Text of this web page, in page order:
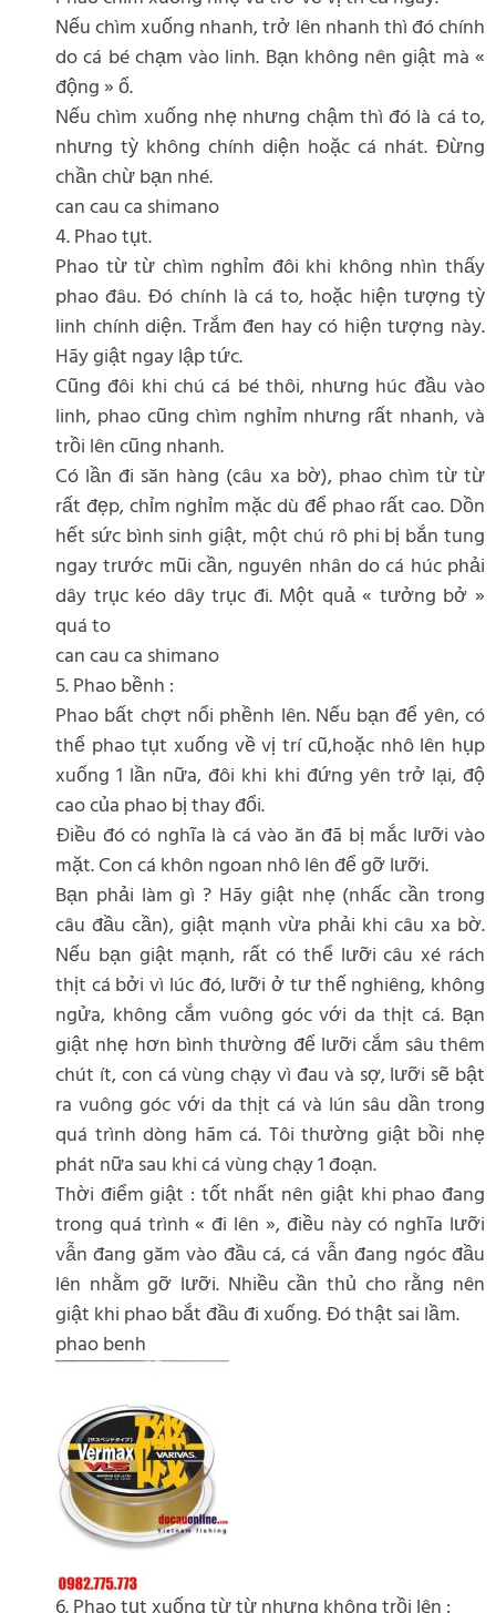
Nếu chìm xuống nhanh, trở lên nhanh thì đó chính
do cá bé chạm vào linh. Bạn không nên giật mà «
động » ổ.
Nếu chìm xuống nhẹ nhưng chậm thì đó là cá to,
nhưng tỳ không chính diện hoặc cá nhát. Đừng
chần chừ bạn nhé.
can cau ca shimano
4. Phao tụt.
Phao từ từ chìm nghỉm đôi khi không nhìn thấy
phao đâu. Đó chính là cá to, hoặc hiện tượng tỳ
linh chính diện. Trắm đen hay có hiện tượng này.
Hãy giật ngay lập tức.
Cũng đôi khi chú cá bé thôi, nhưng húc đầu vào
linh, phao cũng chìm nghỉm nhưng rất nhanh, và
trồi lên cũng nhanh.
Có lần đi săn hàng (câu xa bờ), phao chìm từ từ
rất đẹp, chỉm nghỉm mặc dù để phao rất cao. Dồn
hết sức bình sinh giật, một chú rô phi bị bắn tung
ngay trước mũi cần, nguyên nhân do cá húc phải
dây trục kéo dây trục đi. Một quả « tưởng bở »
quá to
can cau ca shimano
5. Phao bềnh :
Phao bất chợt nổi phềnh lên. Nếu bạn để yên, có
thể phao tụt xuống về vị trí cũ,hoặc nhô lên hụp
xuống 1 lần nữa, đôi khi khi đứng yên trở lại, độ
cao của phao bị thay đổi.
Điều đó có nghĩa là cá vào ăn đã bị mắc lưỡi vào
mặt. Con cá khôn ngoan nhô lên để gỡ lưỡi.
Bạn phải làm gì ? Hãy giật nhẹ (nhấc cần trong
câu đầu cần), giật mạnh vừa phải khi câu xa bờ.
Nếu bạn giật mạnh, rất có thể lưỡi câu xé rách
thịt cá bởi vì lúc đó, lưỡi ở tư thế nghiêng, không
ngửa, không cắm vuông góc với da thịt cá. Bạn
giật nhẹ hơn bình thường để lưỡi cắm sâu thêm
chút ít, con cá vùng chạy vì đau và sợ, lưỡi sẽ bật
ra vuông góc với da thịt cá và lún sâu dần trong
quá trình dòng hãm cá. Tôi thường giật bồi nhẹ
phát nữa sau khi cá vùng chạy 1 đoạn.
Thời điểm giật : tốt nhất nên giật khi phao đang
trong quá trình « đi lên », điều này có nghĩa lưỡi
vẫn đang găm vào đầu cá, cá vẫn đang ngóc đầu
lên nhằm gỡ lưỡi. Nhiều cần thủ cho rằng nên
giật khi phao bắt đầu đi xuống. Đó thật sai lầm.
phao benh